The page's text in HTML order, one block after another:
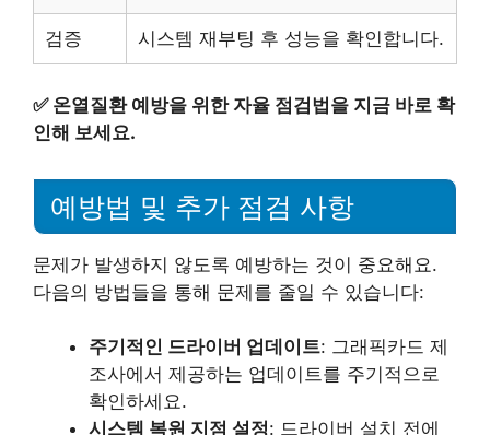
검증 시스템 재부팅 후 성능을 확인합니다.
✅ 온열질환 예방을 위한 자율 점검법을 지금 바로 확
인해 보세요.
예방법 및 추가 점검 사항
문제가 발생하지 않도록 예방하는 것이 중요해요.
다음의 방법들을 통해 문제를 줄일 수 있습니다:
주기적인 드라이버 업데이트: 그래픽카드 제
조사에서 제공하는 업데이트를 주기적으로
확인하세요.
시스템 복원 지점 설정: 드라이버 설치 전에